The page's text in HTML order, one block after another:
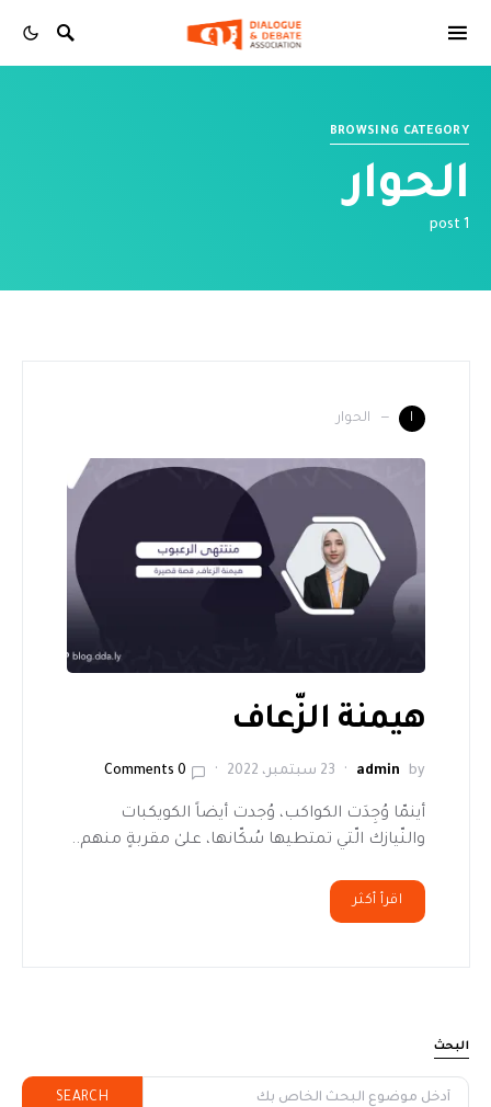
BROWSING CATEGORY
الحوار
1 post
ا الحوار
هيمنة الزّعاف
by
admin 23 سبتمبر، 2022 0 Comments
أينمّا وُجِدَت الكواكب، وُجدت أيضاً الكويكبات
والنّيازك الّتي تمتطيها سُكّانها، علىٰ مقربةٍ منهم..
اقرأ أكثر
البحث
SEARCH